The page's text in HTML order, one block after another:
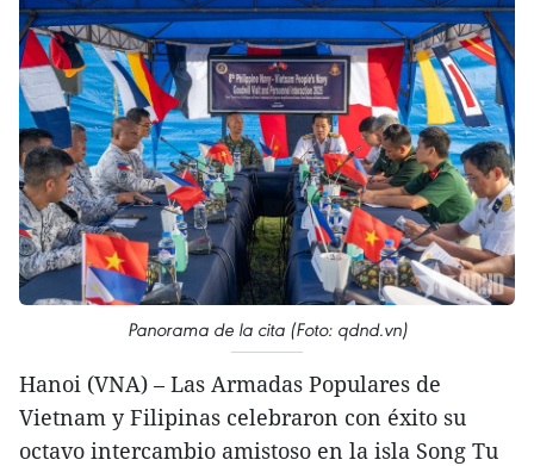
Panorama de la cita (Foto: qdnd.vn)
Hanoi (VNA) – Las Armadas Populares de
Vietnam y Filipinas celebraron con éxito su
octavo intercambio amistoso en la isla Song Tu